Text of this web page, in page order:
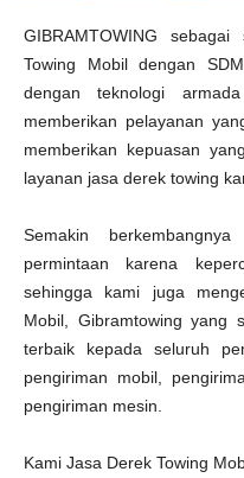
GIBRAMTOWING
Towing Mobil dengan
dengan teknologi
memberikan pelayanan
memberikan kepuasan
layanan jasa derek towing
Semakin
permintaan karena
sehingga kami juga
Mobil, Gibramtowing yang
terbaik kepada seluruh
pengiriman mobil,
pengiriman mesin.
Kami Jasa Derek Towing